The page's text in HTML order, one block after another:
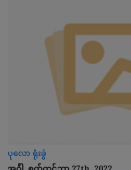
ပုလော ရုံးခွဲ